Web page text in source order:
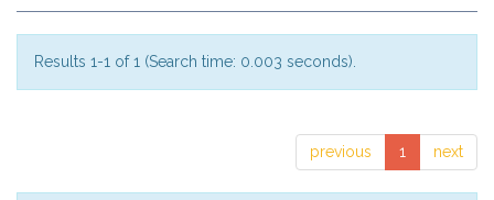
Results 1-1 of 1 (Search time: 0.003 seconds).
previous 1 next